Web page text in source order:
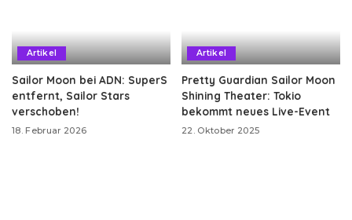
Artikel
Sailor Moon bei ADN: SuperS
entfernt, Sailor Stars
verschoben!
18. Februar 2026
Artikel
Pretty Guardian Sailor Moon
Shining Theater: Tokio
bekommt neues Live-Event
22. Oktober 2025